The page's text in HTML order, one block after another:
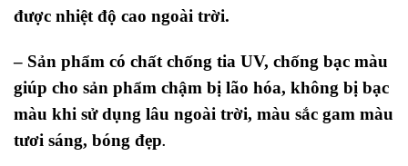
được nhiệt độ cao ngoài trời.
– Sản phẩm có chất chống tia UV, chống bạc màu
giúp cho sản phẩm chậm bị lão hóa, không bị bạc
màu khi sử dụng lâu ngoài trời, màu sắc gam màu
tươi sáng, bóng đẹp